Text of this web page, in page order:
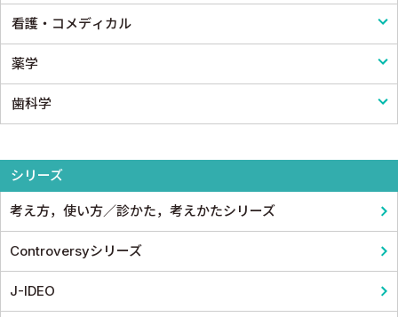
心電図・心音図・心エコー
消化器
小児科
老人医学
眼科
耳鼻咽頭科・頭頸部外科
泌尿器科
鍼灸・柔道整復
医学教科書
看護・コメディカル
看護
看護教科書
薬学
薬学
歯科学
シリーズ
考え方，使い方／診かた，考えかたシリーズ
Controversyシリーズ
J-IDEO